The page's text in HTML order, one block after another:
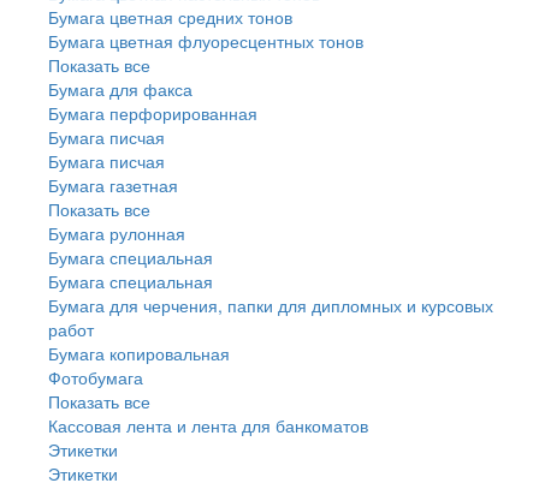
Бумага цветная средних тонов
Бумага цветная флуоресцентных тонов
Показать все
Бумага для факса
Бумага перфорированная
Бумага писчая
Бумага писчая
Бумага газетная
Показать все
Бумага рулонная
Бумага специальная
Бумага специальная
Бумага для черчения, папки для дипломных и курсовых
работ
Бумага копировальная
Фотобумага
Показать все
Кассовая лента и лента для банкоматов
Этикетки
Этикетки